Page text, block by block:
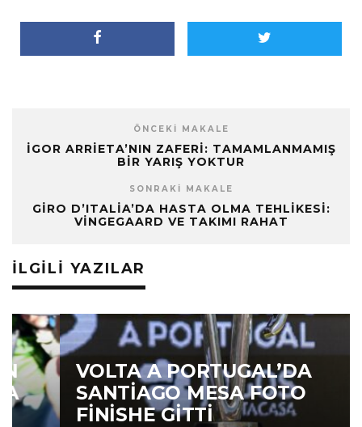
ÖNCEKI MAKALE
İGOR ARRIETA’NIN ZAFERI: TAMAMLANMAMIŞ
BIR YARIŞ YOKTUR
SONRAKI MAKALE
GIRO D’ITALIA’DA HASTA OLMA TEHLIKESI:
VINGEGAARD VE TAKIMI RAHAT
İLGILI YAZILAR
VOLTA A PORTUGAL’DA
SANTIAGO MESA FOTO
FINISHE GITTI